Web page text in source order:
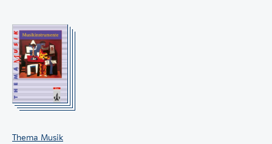
Thema Musik